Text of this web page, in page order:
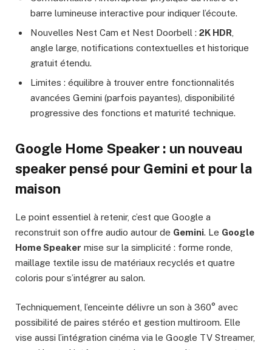
barre lumineuse interactive pour indiquer l’écoute.
Nouvelles Nest Cam et Nest Doorbell : 2K HDR
angle large, notifications contextuelles et historique
gratuit étendu.
Limites : équilibre à trouver entre fonctionnalités
avancées Gemini (parfois payantes), disponibilité
progressive des fonctions et maturité technique.
Google Home Speaker : un nouveau
speaker pensé pour Gemini et pour la
maison
Le point essentiel à retenir, c’est que Google a
reconstruit son offre audio autour de Gemini. Le Google
Home Speaker mise sur la simplicité : forme ronde,
maillage textile issu de matériaux recyclés et quatre
coloris pour s’intégrer au salon.
Techniquement, l’enceinte délivre un son à 360° avec
possibilité de paires stéréo et gestion multiroom. Elle
vise aussi l’intégration cinéma via le Google TV Streamer,